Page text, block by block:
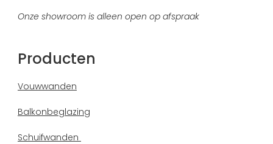
Onze showroom is alleen open op afspraak
Producten
Vouwwanden
Balkonbeglazing
Schuifwanden